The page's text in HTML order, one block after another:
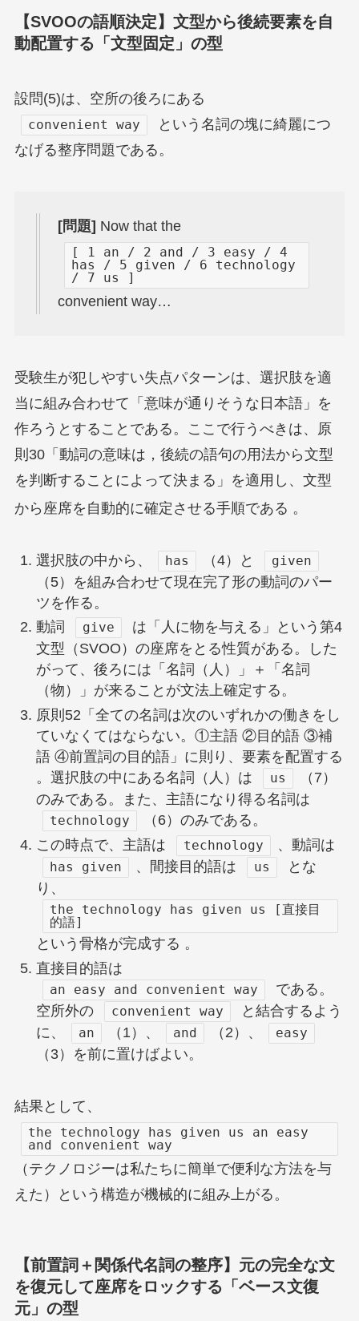
【SVOOの語順決定】文型から後続要素を自
動配置する「文型固定」の型
設問(5)は、空所の後ろにある
convenient way
という名詞の塊に綺麗につ
なげる整序問題である。
[問題] Now that the
[ 1 an / 2 and / 3 easy / 4
has / 5 given / 6 technology
/ 7 us ]
convenient way…
受験生が犯しやすい失点パターンは、選択肢を適
当に組み合わせて「意味が通りそうな日本語」を
作ろうとすることである。ここで行うべきは、原
則30「動詞の意味は，後続の語句の用法から文型
を判断することによって決まる」を適用し、文型
から座席を自動的に確定させる手順である 。
選択肢の中から、 has （4）と given
（5）を組み合わせて現在完了形の動詞のパー
ツを作る。
動詞
give
は「人に物を与える」という第4
文型（SVOO）の座席をとる性質がある。した
がって、後ろには「名詞（人）」＋「名詞
（物）」が来ることが文法上確定する。
原則52「全ての名詞は次のいずれかの働きをし
ていなくてはならない。①主語 ②目的語 ③補
語 ④前置詞の目的語」に則り、要素を配置する
。選択肢の中にある名詞（人）は
us
（7）
のみである。また、主語になり得る名詞は
technology
（6）のみである。
この時点で、主語は
technology 、動詞は
has given 、間接目的語は us
とな
り、
the technology has given us [直接目
的語]
という骨格が完成する 。
直接目的語は
an easy and convenient way
である。
空所外の
convenient way
と結合するよう
に、
an （1）、 and （2）、 easy
（3）を前に置けばよい。
結果として、
the technology has given us an easy
and convenient way
（テクノロジーは私たちに簡単で便利な方法を与
えた）という構造が機械的に組み上がる。
【前置詞＋関係代名詞の整序】元の完全な文
を復元して座席をロックする「ベース文復
元」の型